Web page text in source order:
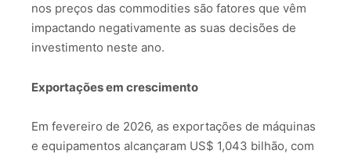
nos preços das commodities são fatores que vêm
impactando negativamente as suas decisões de
investimento neste ano.
Exportações em crescimento
Em fevereiro de 2026, as exportações de máquinas
e equipamentos alcançaram US$ 1,043 bilhão, com